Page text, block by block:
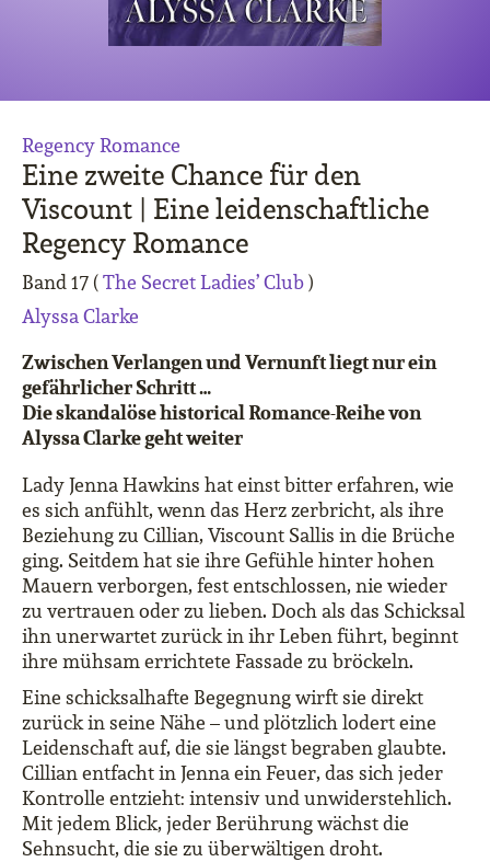
Eine zweite Chance für den
Viscount | Eine leidenschaftliche
Regency Romance
Band 17 (The Secret Ladies’ Club)
Alyssa Clarke
Regency Romance
Zwischen Verlangen und Vernunft liegt nur ein
gefährlicher Schritt …
Die skandalöse historical Romance-Reihe von
Alyssa Clarke geht weiter
Lady Jenna Hawkins hat einst bitter erfahren, wie
es sich anfühlt, wenn das Herz zerbricht, als ihre
Beziehung zu Cillian, Viscount Sallis in die Brüche
ging. Seitdem hat sie ihre Gefühle hinter hohen
Mauern verborgen, fest entschlossen, nie wieder
zu vertrauen oder zu lieben. Doch als das Schicksal
ihn unerwartet zurück in ihr Leben führt, beginnt
ihre mühsam errichtete Fassade zu bröckeln.
Eine schicksalhafte Begegnung wirft sie direkt
zurück in seine Nähe – und plötzlich lodert eine
Leidenschaft auf, die sie längst begraben glaubte.
Cillian entfacht in Jenna ein Feuer, das sich jeder
Kontrolle entzieht: intensiv und unwiderstehlich.
Mit jedem Blick, jeder Berührung wächst die
Sehnsucht, die sie zu überwältigen droht.